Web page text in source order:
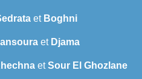
et Boghni
et Djama
etSour El Ghozlane